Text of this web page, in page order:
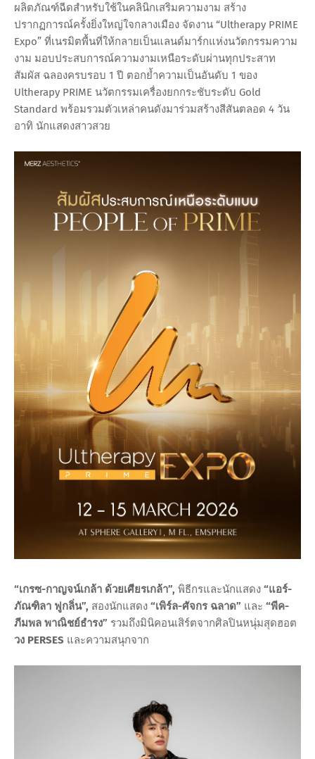
ผลิตภัณฑ์ฉีดสำหรับใช้ในคลินิกเสริมความงาม สร้าง
ปรากฏการณ์ครั้งยิ่งใหญ่ใจกลางเมือง จัดงาน “Ultherapy PRIME
Expo” ที่เนรมิตพื้นที่ให้กลายเป็นแลนด์มาร์กแห่งนวัตกรรมความ
งาม มอบประสบการณ์ความงามเหนือระดับผ่านทุกประสาท
สัมผัส ฉลองครบรอบ 1 ปี ตอกย้ำความเป็นอันดับ 1 ของ
Ultherapy PRIME นวัตกรรมเครื่องยกกระชับระดับ Gold
Standard พร้อมรวมตัวเหล่าคนดังมาร่วมสร้างสีสันตลอด 4 วัน
อาทิ นักแสดงสาวสวย
“เกรซ-กาญจน์เกล้า ด้วยเศียรเกล้า”, พิธีกรและนักแสดง “แอร์-
ภัณฑิลา ฟูกลิ่น”, สองนักแสดง “เพิร์ล-ศัจกร ฉลาด” และ “พีค-
ภีมพล พาณิชย์ธำรง” รวมถึงมินิคอนเสิร์ตจากศิลปินหนุ่มสุดฮอต
วง PERSES และความสนุกจาก